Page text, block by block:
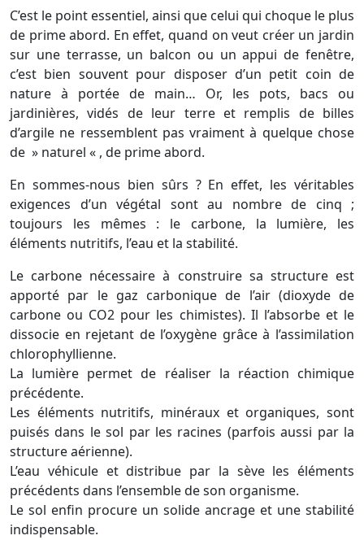
C’est le point essentiel, ainsi que celui qui choque le plus
de prime abord. En effet, quand on veut créer un jardin
sur une terrasse, un balcon ou un appui de fenêtre,
c’est bien souvent pour disposer d’un petit coin de
nature à portée de main… Or, les pots, bacs ou
jardinières, vidés de leur terre et remplis de billes
d’argile ne ressemblent pas vraiment à quelque chose
de » naturel « , de prime abord.
En sommes-nous bien sûrs ? En effet, les véritables
exigences d’un végétal sont au nombre de cinq ;
toujours les mêmes : le carbone, la lumière, les
éléments nutritifs, l’eau et la stabilité.
Le carbone nécessaire à construire sa structure est
apporté par le gaz carbonique de l’air (dioxyde de
carbone ou CO2 pour les chimistes). Il l’absorbe et le
dissocie en rejetant de l’oxygène grâce à l’assimilation
chlorophyllienne.
La lumière permet de réaliser la réaction chimique
précédente.
Les éléments nutritifs, minéraux et organiques, sont
puisés dans le sol par les racines (parfois aussi par la
structure aérienne).
L’eau véhicule et distribue par la sève les éléments
précédents dans l’ensemble de son organisme.
Le sol enfin procure un solide ancrage et une stabilité
indispensable.